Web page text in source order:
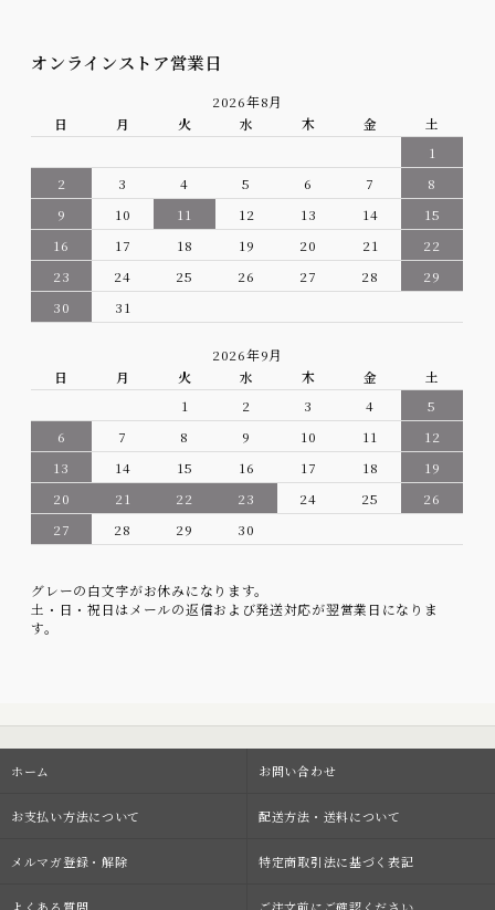
オンラインストア営業日
2026年8月
日
月 火 水 木 金
土
1
2
3 4 5 6 7
8
9
10 11 12 13 14
15
16
17 18 19 20 21
22
23
24 25 26 27 28
29
30
31
2026年9月
日
月 火 水 木 金
土
1
2 3 4
5
6
7 8 9 10 11
12
13
14 15 16 17 18
19
20
21 22 23 24 25
26
27
28 29 30
グレーの白文字がお休みになります。
土・日・祝日はメールの返信および発送対応が翌営業日になりま
す。
ホーム お問い合わせ
お支払い方法について 配送方法・送料について
メルマガ登録・解除 特定商取引法に基づく表記